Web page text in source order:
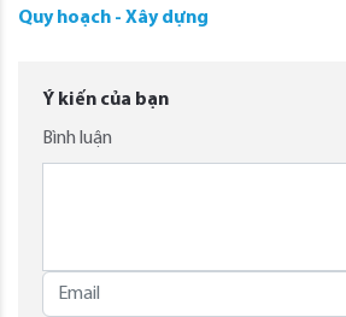
Quy hoạch - Xây dựng
Ý kiến của bạn
Bình luận